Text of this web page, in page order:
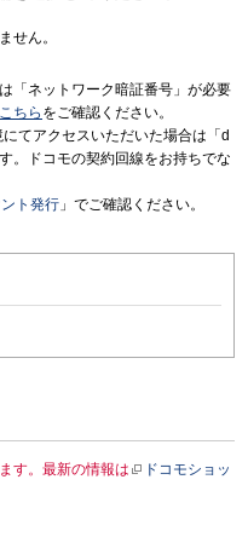
せん。
「ネットワーク暗証番号」が必要
こちら をご確認ください。
てアクセスいただいた場合は「d
。ドコモの契約回線をお持ちでな
ト発行 」でご確認ください。
す。最新の情報は
ドコモショッ